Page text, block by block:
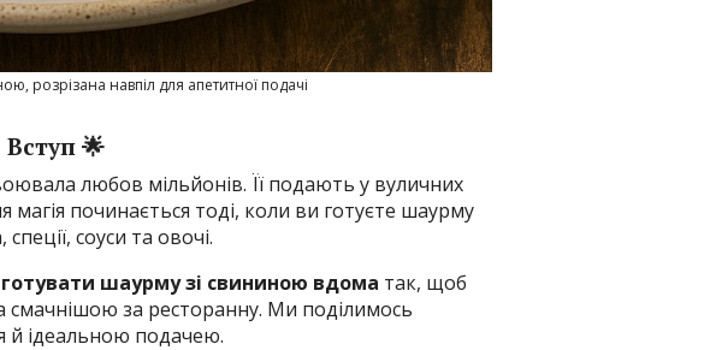
розрізана навпіл для апетитної подачі
Вступ 🌟
любов мільйонів. Її подають у вуличних
магія починається тоді, коли ви готуєте шаурму
соуси та овочі.
шаурму зі свининою вдома так, щоб
за ресторанну. Ми поділимось
й ідеальною подачею.